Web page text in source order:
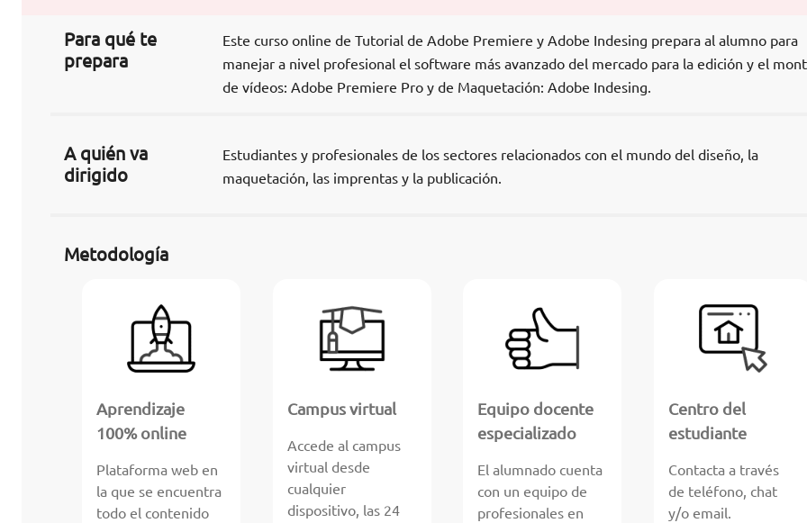
Para qué te
prepara
Este curso online de Tutorial de Adobe Premiere y Adobe Indesing prepara al alumno para
manejar a nivel profesional el software más avanzado del mercado para la edición y el
de vídeos: Adobe Premiere Pro y de Maquetación: Adobe Indesing.
A quién va
dirigido
Estudiantes y profesionales de los sectores relacionados con el mundo del diseño, la
maquetación, las imprentas y la publicación.
Metodología
Aprendizaje
100% online
Plataforma web en
la que se encuentra
todo el contenido
Campus virtual
Accede al campus
virtual desde
cualquier
dispositivo, las 24
Equipo docente
especializado
El alumnado cuenta
con un equipo de
profesionales en
Centro del
estudiante
Contacta a través
de teléfono, chat
y/o email.